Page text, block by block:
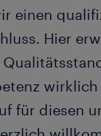
einen
Hier
für diesen